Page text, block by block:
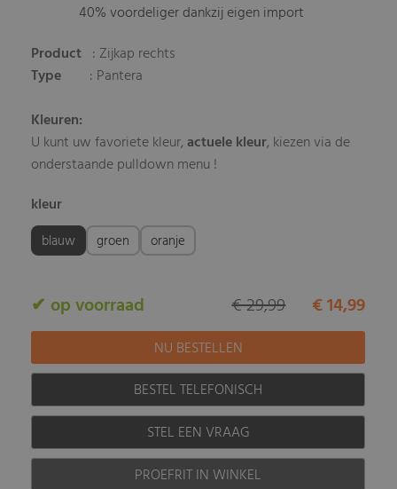
40% voordeliger dankzij eigen import
Product : Zijkap rechts
Type
: Pantera
Kleuren:
U kunt uw favoriete kleur, actuele kleur, kiezen via de
onderstaande pulldown menu !
kleur
blauw groen oranje
✔ op voorraad € 14,99
€ 29,99
BESTEL TELEFONISCH
STEL EEN VRAAG
PROEFRIT IN WINKEL